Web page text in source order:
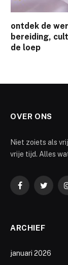
ontdek de
bereiding,
de loep
OVER ONS
Niet zoiets als
vrije tijd. Alles
FacebookTwitter
ARCHIEF
januari 2026